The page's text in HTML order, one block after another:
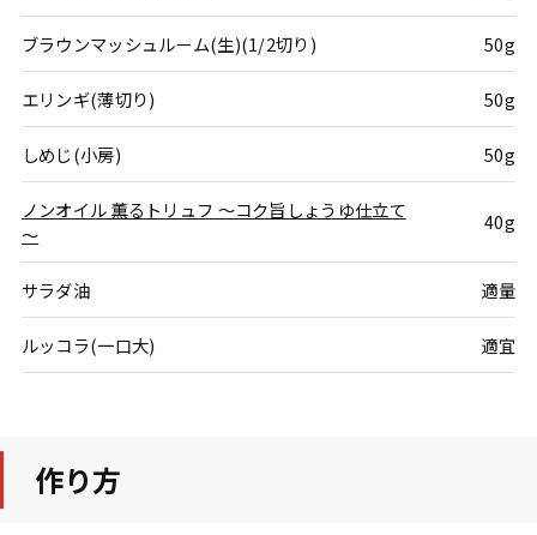
ブラウンマッシュルーム(生)(1/2切り) 50g
エリンギ(薄切り) 50g
しめじ(小房) 50g
ノンオイル 薫るトリュフ ～コク旨しょうゆ仕立て
～
40g
サラダ油 適量
ルッコラ(一口大) 適宜
作り方